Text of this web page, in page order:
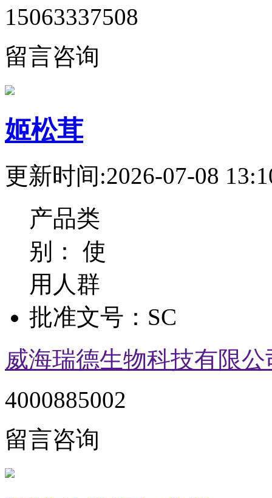
15063337508
留言咨询
姬松茸
更新时间:2026-07-08
产品类
别： 使
用人群
批准文号： SC
威海瑞德生物科技有限公
4000885002
留言咨询